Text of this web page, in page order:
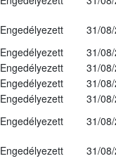
Engedélyezett
31/
Engedélyezett
31/
Engedélyezett
31/
Engedélyezett
31/
Engedélyezett
31/
Engedélyezett
31/
Engedélyezett
31/